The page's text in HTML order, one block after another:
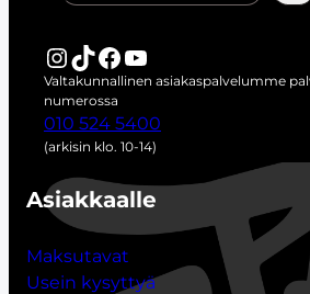
InstagramTikTok Facebook YouTube
Valtakunnallinen asiakaspalvelumme
numerossa
010 524 5400
(arkisin klo. 10-14)
Asiakkaalle
Maksutavat
Usein kysyttyä